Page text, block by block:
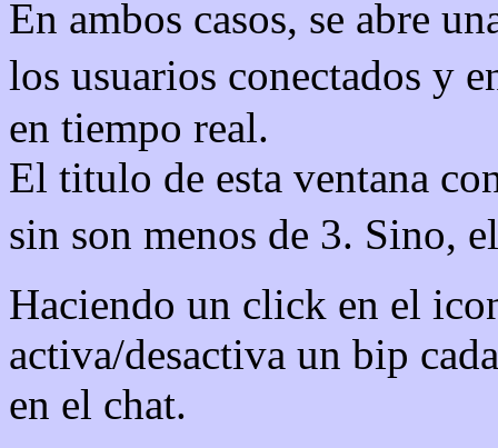
En ambos casos, se abre
los usuarios conectados y
en tiempo real.
El titulo de esta ventana
sin son menos de 3. Sino,
Haciendo un click en el
activa/desactiva un bip
en el chat.